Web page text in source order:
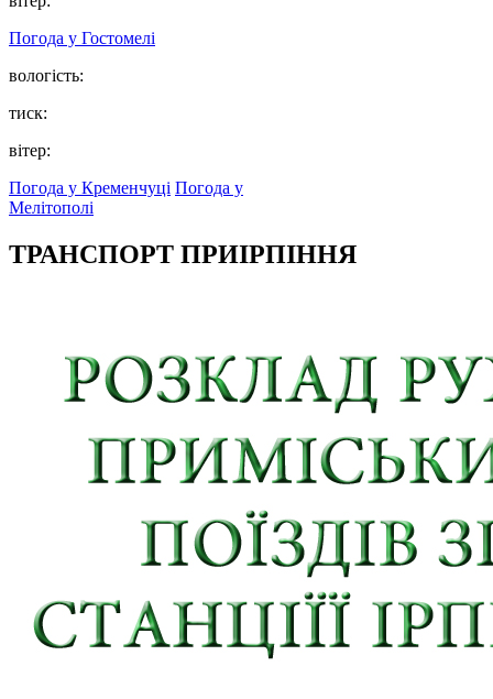
Погода у Гостомелі
вологість:
тиск:
вітер:
Погода у Кременчуці Погода у
Мелітополі
ТРАНСПОРТ ПРИІРПІННЯ